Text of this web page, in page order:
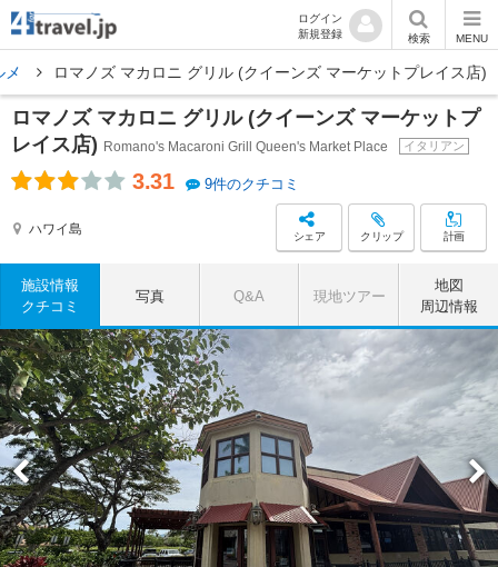
ログイン
新規登録
検索 MENU
メ ロマノズ マカロニ グリル (クイーンズ マーケットプレイス店)
ロマノズ マカロニ グリル (クイーンズ マーケットプ
レイス店) Romano's Macaroni Grill Queen's Market Place イタリアン
3.31 9件のクチコミ
ハワイ島 シェア クリップ 計画
施設情報
クチコミ
写真 Q&A 現地ツアー
地図
周辺情報